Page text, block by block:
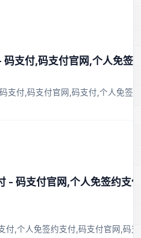
码支付,码支付官网,个人免签
支付,码支付官网,码支付,个人免签
- 码支付官网,个人免签约
付,个人免签约支付,码支付官网,码